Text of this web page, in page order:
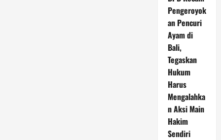
Pengeroyok
an Pencuri
Ayam di
Bali,
Tegaskan
Hukum
Harus
Mengalahka
n Aksi Main
Hakim
Sendiri